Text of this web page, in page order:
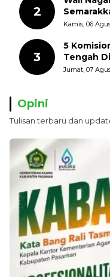
2
dengan
Kamis, 06
3
5
Tengah
Kerugian
Jumat, 07
Opini
Tulisan terbaru dan